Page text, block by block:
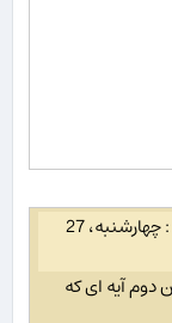
توسط mvsoft در مورخه : چهارشنبه، 27
دوم آیه ای که